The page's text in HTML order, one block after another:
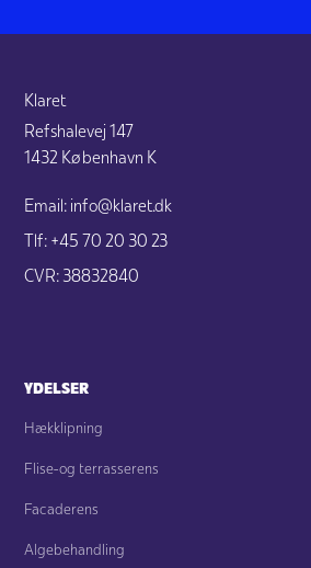
Klaret
Refshalevej 147
1432 København K
Email: info@klaret.dk
Tlf: +45 70 20 30 23
CVR: 38832840
YDELSER
Hækklipning
Flise-og terrasserens
Facaderens
Algebehandling